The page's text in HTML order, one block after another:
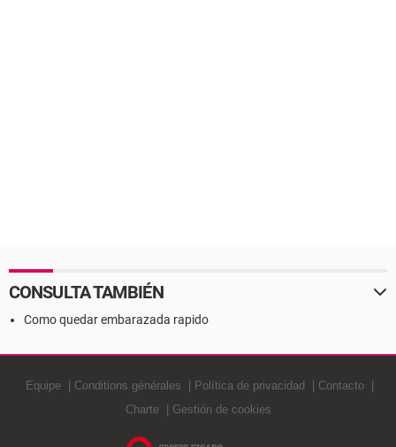
CONSULTA TAMBIÉN
Como quedar embarazada rapido
Equipe Conditions générales Política de privacidad
Contacto
Charte
Gestión de cookies